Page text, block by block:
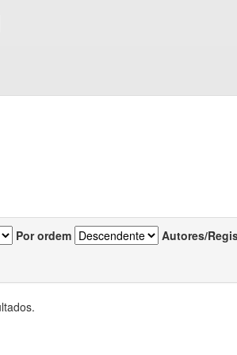
Por ordem Autores/